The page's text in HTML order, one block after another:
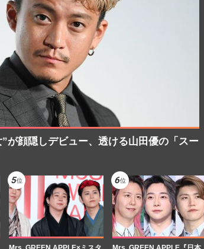
が顔隠しデビュー、透ける山田優の「スー